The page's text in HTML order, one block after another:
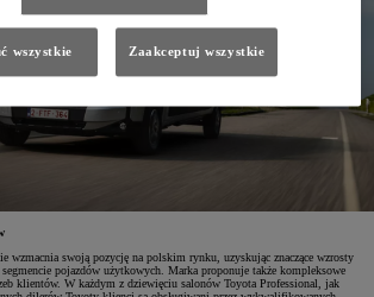
wzmacnia swoją pozycję na polskim rynku, uzyskując znaczące wzrosty
pojazdów użytkowych. Marka proponuje także kompleksowe
klientów. W każdym z dziewięciu salonów Toyota Professional, jak
wszystkie Zaakceptuj wszystkie